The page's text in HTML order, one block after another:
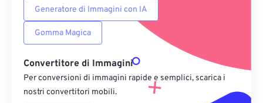
Generatore di Immagini con IA
Gomma Magica
Convertitore di Immagini
Per conversioni di immagini rapide e semplici, scarica i
nostri convertitori mobili.